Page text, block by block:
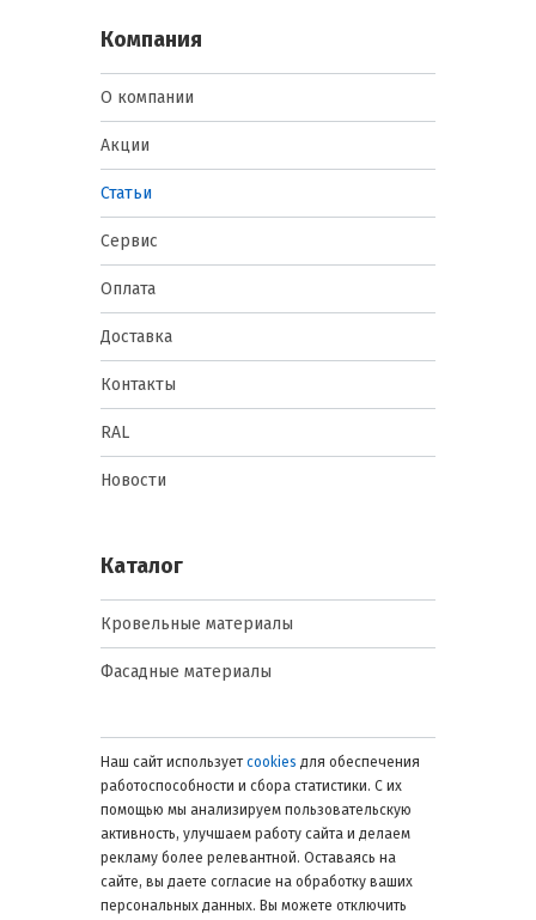
Компания
О компании
Акции
Статьи
Сервис
Оплата
Доставка
Контакты
RAL
Новости
Каталог
Кровельные материалы
Фасадные материалы
Наш сайт использует cookies для обеспечения
работоспособности и сбора статистики. С их
помощью мы анализируем пользовательскую
активность, улучшаем работу сайта и делаем
рекламу более релевантной. Оставаясь на
сайте, вы даете согласие на обработку ваших
персональных данных. Вы можете отключить